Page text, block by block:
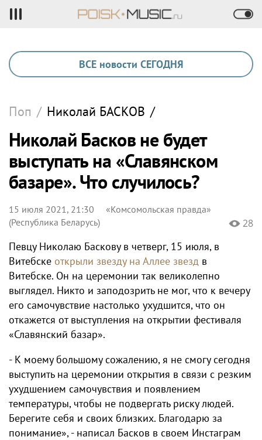
ВСЕ новости СЕГОДНЯ
Поп / Николай БАСКОВ /
Николай Басков не будет
выступать на «Славянском
базаре». Что случилось?
15 июля 2021, 21:30
«Комсомольская правда»
(Республика Беларусь)
28
Певцу Николаю Баскову в четверг, 15 июля, в
Витебске открыли звезду на Аллее звезд в
Витебске. Он на церемонии так великолепно
выглядел. Никто и заподозрить не мог, что к вечеру
его самочувствие настолько ухудшится, что он
откажется от выступления на открытии фестиваля
«Славянский базар».
- К моему большому сожалению, я не смогу сегодня
выступить на церемонии открытия в связи с резким
ухудшением самочувствия и появлением
температуры, чтобы не подвергать риску людей.
Берегите себя и своих близких. Благодарю за
понимание», - написал Басков в своем Инстаграм